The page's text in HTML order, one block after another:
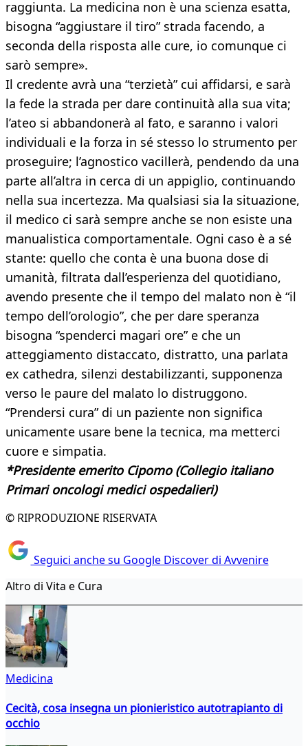
raggiunta. La medicina non è una scienza esatta,
bisogna “aggiustare il tiro” strada facendo, a
seconda della risposta alle cure, io comunque ci
sarò sempre».
Il credente avrà una “terzietà” cui affidarsi, e sarà
la fede la strada per dare continuità alla sua vita;
l’ateo si abbandonerà al fato, e saranno i valori
individuali e la forza in sé stesso lo strumento per
proseguire; l’agnostico vacillerà, pendendo da una
parte all’altra in cerca di un appiglio, continuando
nella sua incertezza. Ma qualsiasi sia la situazione,
il medico ci sarà sempre anche se non esiste una
manualistica comportamentale. Ogni caso è a sé
stante: quello che conta è una buona dose di
umanità, filtrata dall’esperienza del quotidiano,
avendo presente che il tempo del malato non è “il
tempo dell’orologio”, che per dare speranza
bisogna “spenderci magari ore” e che un
atteggiamento distaccato, distratto, una parlata
ex cathedra, silenzi destabilizzanti, supponenza
verso le paure del malato lo distruggono.
“Prendersi cura” di un paziente non significa
unicamente usare bene la tecnica, ma metterci
cuore e simpatia.
*Presidente emerito Cipomo (Collegio italiano
Primari oncologi medici ospedalieri)
© RIPRODUZIONE RISERVATA
Seguici anche su Google Discover di Avvenire
Altro di Vita e Cura
Medicina
Cecità, cosa insegna un pionieristico autotrapianto di
occhio